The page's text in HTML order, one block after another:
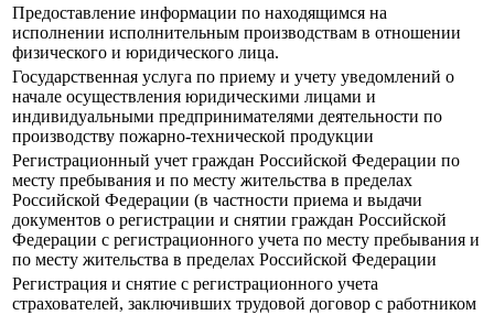
Предоставление информации по находящимся на
исполнении исполнительным производствам в отношении
физического и юридического лица.
Государственная услуга по приему и учету уведомлений о
начале осуществления юридическими лицами и
индивидуальными предпринимателями деятельности по
производству пожарно-технической продукции
Регистрационный учет граждан Российской Федерации по
месту пребывания и по месту жительства в пределах
Российской Федерации (в частности приема и выдачи
документов о регистрации и снятии граждан Российской
Федерации с регистрационного учета по месту пребывания и
по месту жительства в пределах Российской Федерации
Регистрация и снятие с регистрационного учета
страхователей, заключивших трудовой договор с работником